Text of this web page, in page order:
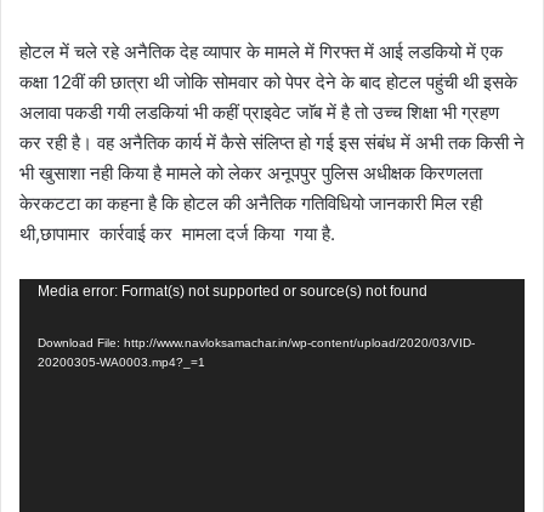
होटल में चले रहे अनैतिक देह व्यापार के मामले में गिरफ्त में आई लडकियो में एक
कक्षा 12वीं की छात्रा थी जोकि सोमवार को पेपर देने के बाद होटल पहुंची थी इसके
अलावा पकडी गयी लडकियां भी कहीं प्राइवेट जाॅब में है तो उच्च शिक्षा भी ग्रहण
कर रही है। वह अनैतिक कार्य में कैसे संलिप्त हो गई इस संबंध में अभी तक किसी ने
भी खुसाशा नही किया है मामले को लेकर अनूपपुर पुलिस अधीक्षक किरणलता
केरकटटा का कहना है कि होटल की अनैतिक गतिविधियो जानकारी मिल रही
थी,छापामार कार्रवाई कर मामला दर्ज किया गया है.
Video
Media error: Format(s) not supported or source(s) not found
Download File: http://www.navloksamachar.in/wp-content/upload/2020/03/VID-
20200305-WA0003.mp4?_=1